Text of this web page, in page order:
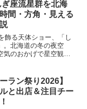
座流星群を北海
間・方角・見える
飾る天体ショー、「し
。北海道の冬の夜空
のおかげで星空観測
夫が必要な年となりま
...
ラン祭り2026】
と出店＆注目チー